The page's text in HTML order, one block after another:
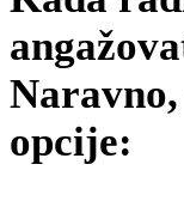
opcije: